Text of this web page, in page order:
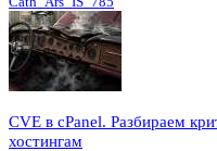
CVE в cPanel. Разбираем
хостингам